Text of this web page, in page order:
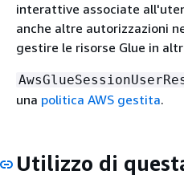
interattive associate
anche altre autorizzazioni
gestire le risorse Glue in
una politica AWS gestita.
Utilizzo di